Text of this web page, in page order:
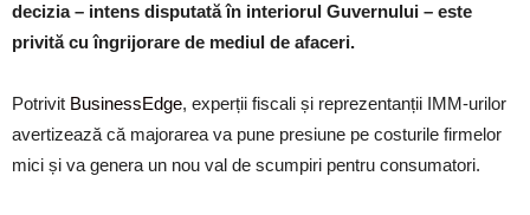
decizia – intens disputată în interiorul Guvernului – este
privită cu îngrijorare de mediul de afaceri.
Potrivit BusinessEdge, experții fiscali și reprezentanții IMM-urilor
avertizează că majorarea va pune presiune pe costurile firmelor
mici și va genera un nou val de scumpiri pentru consumatori.